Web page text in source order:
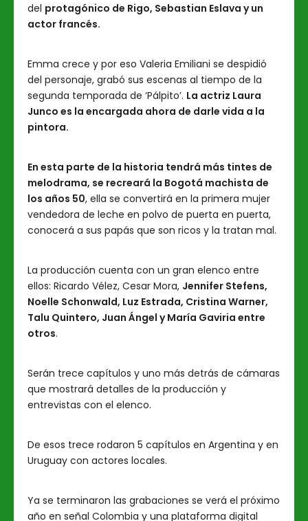
del protagónico de Rigo, Sebastian Eslava y un
actor francés.
Emma crece y por eso Valeria Emiliani se despidió
del personaje, grabó sus escenas al tiempo de la
segunda temporada de ‘Pálpito’. La actriz Laura
Junco es la encargada ahora de darle vida a la
pintora.
En esta parte de la historia tendrá más tintes de
melodrama, se recreará la Bogotá machista de
los años 50, ella se convertirá en la primera mujer
vendedora de leche en polvo de puerta en puerta,
conocerá a sus papás que son ricos y la tratan mal.
La producción cuenta con un gran elenco entre
ellos: Ricardo Vélez, Cesar Mora, Jennifer Stefens,
Noelle Schonwald, Luz Estrada, Cristina Warner,
Talu Quintero, Juan Ángel y María Gaviria entre
otros.
Serán trece capítulos y uno más detrás de cámaras
que mostrará detalles de la producción y
entrevistas con el elenco.
De esos trece rodaron 5 capítulos en Argentina y en
Uruguay con actores locales.
Ya se terminaron las grabaciones se verá el próximo
año en señal Colombia y una plataforma digital